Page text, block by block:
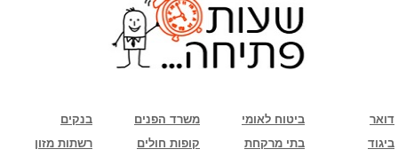
בנקים משרד הפנים ביטוח לאומי
דואר
רשתות מזון
קופות חולים בתי מרקחת
ביגוד